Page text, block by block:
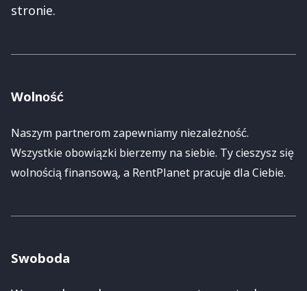
stronie.
Wolność
Naszym partnerom zapewniamy niezależność.
Wszystkie obowiązki bierzemy na siebie. Ty cieszysz się
wolnością finansową, a RentPlanet pracuje dla Ciebie.
Swoboda